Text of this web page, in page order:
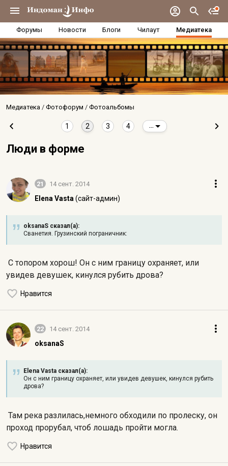
Форумы Новости Блоги Чилаут Медиатека
Медиатека Фотофорум Фотоальбомы
1 2 3 4
Люди в форме
21 14 сент. 2014
Elena Vasta (сайт-админ)
oksanaS сказал(а):
Сванетия. Грузинский пограничник:
С топором хорош! Он с ним границу охраняет, или
увидев девушек, кинулся рубить дрова?
Нравится
22 14 сент. 2014
oksanaS
Elena Vasta сказал(а):
Он с ним границу охраняет, или увидев девушек, кинулся рубить
дрова?
Там река разлилась,немного обходили по пролеску, он
проход прорубал, чтоб лошадь пройти могла.
Нравится